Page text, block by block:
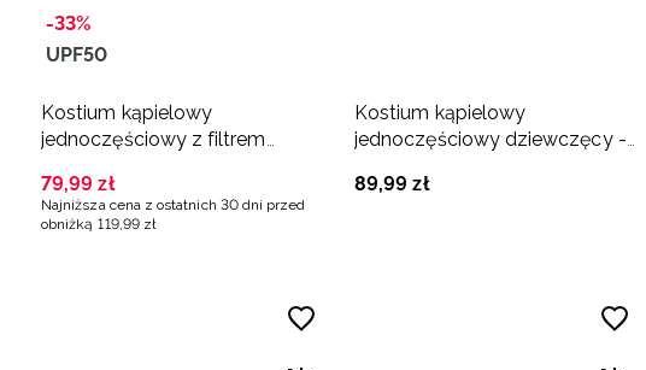
-33%
UPF50
Kostium kąpielowy
jednoczęściowy z filtrem
multikolor
79,99 zł
Najniższa cena z ostatnich 30 dni przed
obniżką 119,99 zł
Kostium kąpielowy
jednoczęściowy dziewczęcy -
89,99 zł